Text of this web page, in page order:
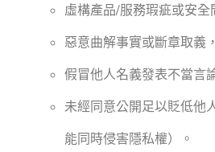
虛構產品/服務瑕疵或安全
惡意曲解事實或斷章取義
假冒他人名義發表不當言
未經同意公開足以貶低他
能同時侵害隱私權）。